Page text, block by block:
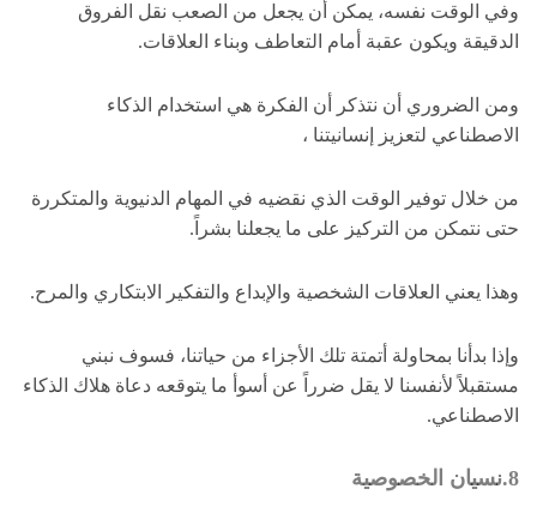
وفي الوقت نفسه، يمكن أن يجعل من الصعب نقل الفروق
الدقيقة ويكون عقبة أمام التعاطف وبناء العلاقات.
ومن الضروري أن نتذكر أن الفكرة هي استخدام الذكاء
الاصطناعي لتعزيز إنسانيتنا ،
من خلال توفير الوقت الذي نقضيه في المهام الدنيوية والمتكررة
حتى نتمكن من التركيز على ما يجعلنا بشراً.
وهذا يعني العلاقات الشخصية والإبداع والتفكير الابتكاري والمرح.
وإذا بدأنا بمحاولة أتمتة تلك الأجزاء من حياتنا، فسوف نبني
مستقبلاً لأنفسنا لا يقل ضرراً عن أسوأ ما يتوقعه دعاة هلاك الذكاء
الاصطناعي.
8.نسيان الخصوصية